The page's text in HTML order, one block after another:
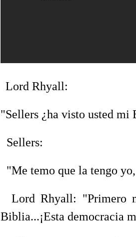
Lord Rhyall:
"Sellers ¿ha visto usted mi
Sellers:
"Me temo que la tengo
Lord Rhyall: "Primero
Biblia...¡Esta democracia